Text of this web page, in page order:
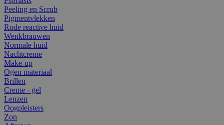
Peeling en Scrub
Pigmentvlekken
Rode reactive huid
Wenkbrauwen
Normale huid
Nachtcreme
Make-up
Ogen materiaal
Brillen
Creme - gel
Lenzen
Oogpleisters
Zon